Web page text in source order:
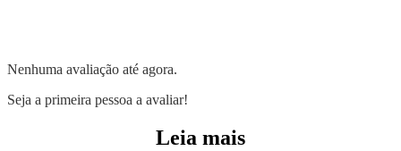
Nenhuma avaliação até agora.
Seja a primeira pessoa a avaliar!
Leia mais